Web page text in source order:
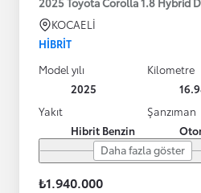
KOCAELİ
HIBRIT
Model yılı
2025
Kilometre
Yakıt
Hibrit Benzin
Şanzıman
Daha fazla göster
₺1.940.000